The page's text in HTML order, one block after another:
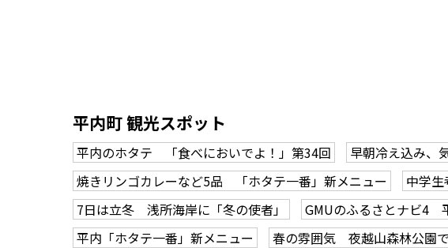
平内町 観光スポット
平内のホタテ 「食べにおいでよ！」第34回
早朝冷え込み、
焼きリンゴカレーなど5品 「ホタテ一番」新メニュー
中学
7日は立冬 浅所海岸に「冬の使者」
GMUのふるさとナビ4
平内「ホタテ一番」新メニュー
春の雰囲気 夜越山森林公園